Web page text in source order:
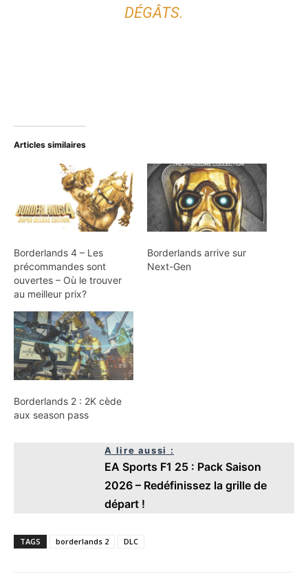
DÉGÂTS.
Articles similaires
Borderlands 4 – Les
précommandes sont
ouvertes – Où le trouver
au meilleur prix?
Borderlands arrive sur
Next-Gen
Borderlands 2 : 2K cède
aux season pass
A lire aussi :
EA Sports F1 25 : Pack Saison
2026 – Redéfinissez la grille de
départ !
TAGS borderlands 2 DLC